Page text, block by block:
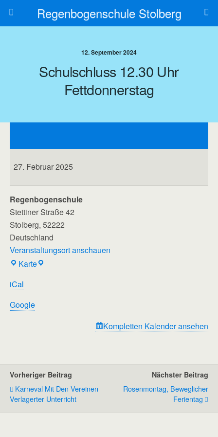
Regenbogenschule Stolberg
12. September 2024
Schulschluss 12.30 Uhr
Fettdonnerstag
Fettdonnerstag
27. Februar 2025
Regenbogenschule
Stettiner Straße 42
Stolberg, 52222
Deutschland
Veranstaltungsort anschauen
KarteRegenbogenschule
iCal
Google
Kompletten Kalender ansehen
Vorheriger Beitrag
Karneval Mit Den Vereinen
Verlagerter Unterricht
Nächster Beitrag
Rosenmontag, Beweglicher
Ferientag